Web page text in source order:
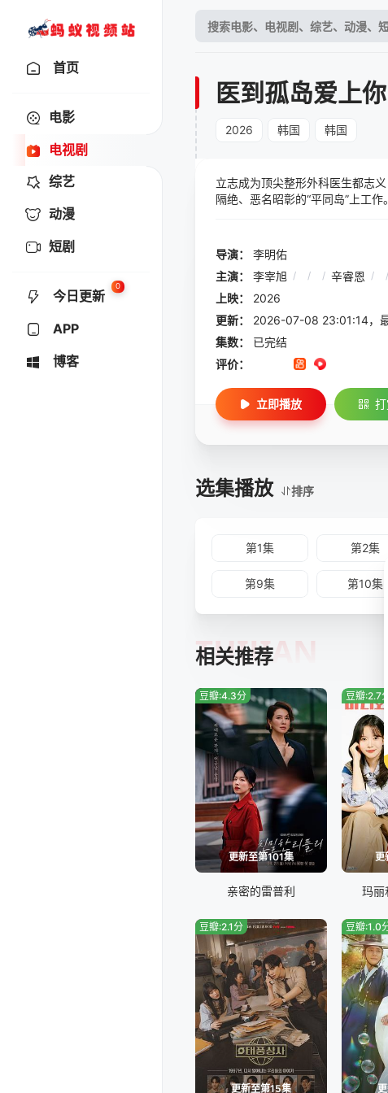
首页
电影
电视剧
综艺
动漫
短剧
今日更新
0
APP
博客
医到孤岛爱上你
2026 韩国 韩国
立志成为顶尖整形外科医生都志
隔绝、恶名昭彰的“平同岛”上工
导演：
李明佑
主演：
李宰旭 / / / 辛睿恩 / /
上映：
2026
更新：
2026-07-08 23:01:14，
集数：
已完结
评价：
立即播放
选集播放 排序
第1集 第2集
第9集 第10集
相关推荐
TUIJIAN
更新至第101集
豆瓣:4.3分
亲密的雷普利
更
豆瓣:2.7分
玛丽
更新至第15集
豆瓣:2.1分 豆瓣:1.0